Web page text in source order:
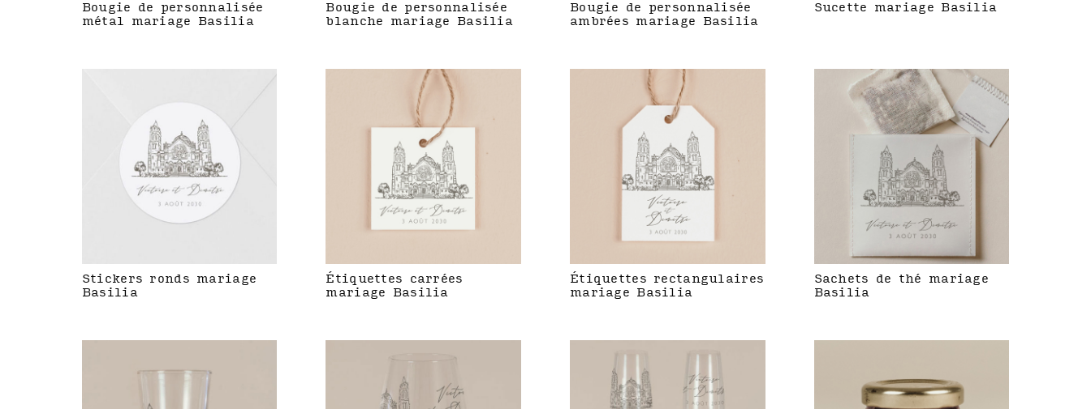
Bougie de personnalisée
métal mariage Basilia
Bougie de personnalisée
blanche mariage Basilia
Bougie de personnalisée
ambrées mariage Basilia
Sucette mariage Basilia
Stickers ronds mariage
Basilia
Étiquettes carrées
mariage Basilia
Étiquettes rectangulaires
mariage Basilia
Sachets de thé mariage
Basilia